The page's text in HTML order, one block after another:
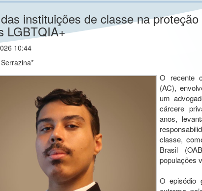
instituições de classe na
LGBTQIA+
10:44
O recente
(AC),
um
cárcere
anos,
classe,
Brasil
populações
O episódio